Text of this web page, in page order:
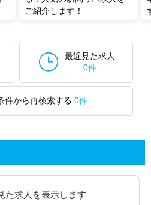
ご紹介します！
最近見た求人
0件
件から再検索する 0件
た求人を表示します